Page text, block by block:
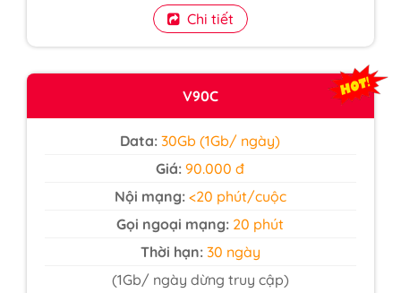
Chi tiết
V90C
Data: 30Gb (1Gb/ ngày)
Giá:90.000 đ
Nội mạng: <20 phút/cuộc
Gọi ngoại mạng: 20 phút
Thời hạn:30 ngày
(1Gb/ ngày dừng truy cập)